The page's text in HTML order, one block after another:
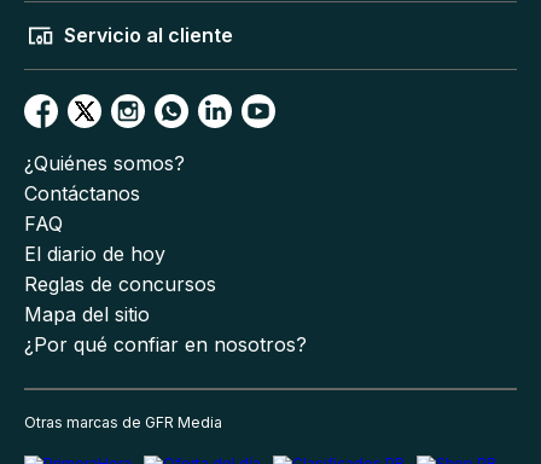
Servicio al cliente
¿Quiénes somos?
Contáctanos
FAQ
El diario de hoy
Reglas de concursos
Mapa del sitio
¿Por qué confiar en nosotros?
Otras marcas de GFR Media